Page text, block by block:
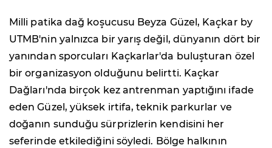
Milli patika dağ koşucusu Beyza Güzel, Kaçkar by
UTMB'nin yalnızca bir yarış değil, dünyanın dört bir
yanından sporcuları Kaçkarlar'da buluşturan özel
bir organizasyon olduğunu belirtti. Kaçkar
Dağları'nda birçok kez antrenman yaptığını ifade
eden Güzel, yüksek irtifa, teknik parkurlar ve
doğanın sunduğu sürprizlerin kendisini her
seferinde etkilediğini söyledi. Bölge halkının